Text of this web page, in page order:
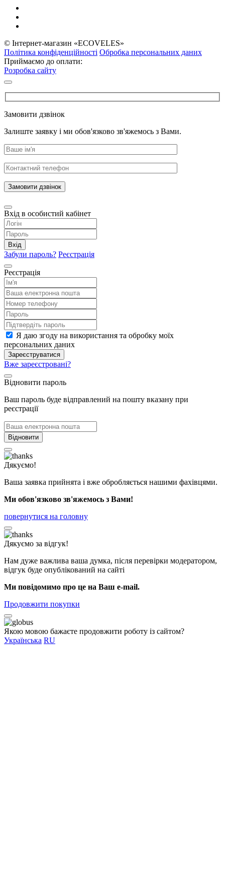
© Інтернет-магазин «ECOVELES»
Політика конфіденційності Обробка персональних даних
Приймаємо до оплати:
Розробка сайту
Замовити дзвінок
Залиште заявку і ми обов'язково зв'яжемось з Вами.
Замовити дзвінок
Вхід в особистий кабінет
Вхід
Забули пароль? Реєстрація
Реєстрація
Я даю згоду на використання та обробку моїх
персональних даних
Зареєструватися
Вже зареєстровані?
Відновити пароль
Ваш пароль буде відправлений на пошту вказану при
реєстрації
Відновити
Дякуємо!
Ваша заявка прийнята і вже обробляється нашими фахівцями.
Ми обов'язково зв'яжемось з Вами!
повернутися на головну
Дякуємо за відгук!
Нам дуже важлива ваша думка, після перевірки модератором,
відгук буде опублікований на сайті
Ми повідомимо про це на Ваш e-mail.
Продовжити покупки
Якою мовою бажаєте продовжити роботу із сайтом?
Українська RU